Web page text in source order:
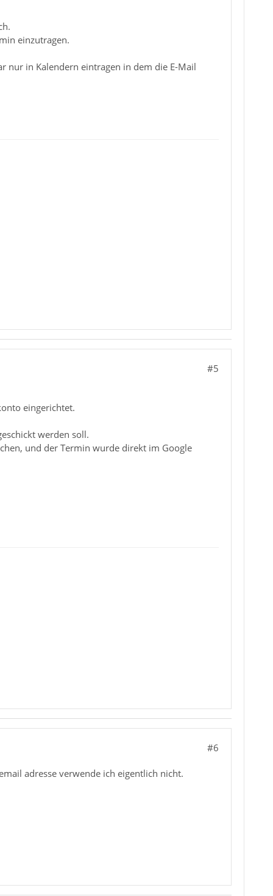
einzutragen.
nur in Kalendern eintragen in dem die E-Mail
#5
eingerichtet.
werden soll.
und der Termin wurde direkt im Google
#6
adresse verwende ich eigentlich nicht.